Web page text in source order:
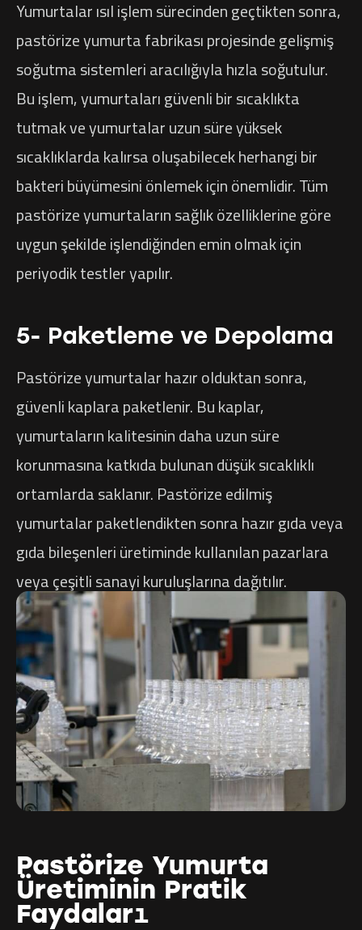
Yumurtalar ısıl işlem sürecinden geçtikten sonra,
pastörize yumurta fabrikası projesinde gelişmiş
soğutma sistemleri aracılığıyla hızla soğutulur.
Bu işlem, yumurtaları güvenli bir sıcaklıkta
tutmak ve yumurtalar uzun süre yüksek
sıcaklıklarda kalırsa oluşabilecek herhangi bir
bakteri büyümesini önlemek için önemlidir. Tüm
pastörize yumurtaların sağlık özelliklerine göre
uygun şekilde işlendiğinden emin olmak için
periyodik testler yapılır.
5- Paketleme ve Depolama
Pastörize yumurtalar hazır olduktan sonra,
güvenli kaplara paketlenir. Bu kaplar,
yumurtaların kalitesinin daha uzun süre
korunmasına katkıda bulunan düşük sıcaklıklı
ortamlarda saklanır. Pastörize edilmiş
yumurtalar paketlendikten sonra hazır gıda veya
gıda bileşenleri üretiminde kullanılan pazarlara
veya çeşitli sanayi kuruluşlarına dağıtılır.
Pastörize Yumurta
Üretiminin Pratik
Faydaları